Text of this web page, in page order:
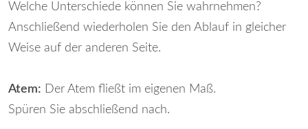
Welche Unterschiede können Sie wahrnehmen?
Anschließend wiederholen Sie den Ablauf in gleicher
Weise auf der anderen Seite.
Atem: Der Atem fließt im eigenen Maß.
Spüren Sie abschließend nach.